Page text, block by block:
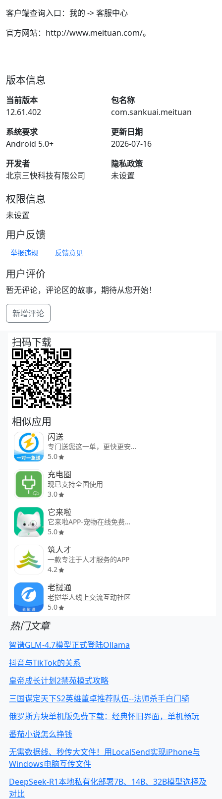
客户端查询入口：我的 -> 客服中心
官方网站：http://www.meituan.com/。
版本信息
当前版本
12.61.402
包名称
com.sankuai.meituan
系统要求
Android 5.0+
更新日期
2026-07-16
开发者
北京三快科技有限公司
隐私政策
未设置
权限信息
未设置
用户反馈
举报违规 反馈意见
用户评价
暂无评论，评论区的故事，期待从您开始！
新增评论
扫码下载
相似应用
闪送
专门送您这一单，更快更安全
5.0
充电圈
现已支持全国使用
3.0
它来啦
它来啦APP-宠物在线免费问诊
5.0
筑人才
一款专注于人才服务的APP
4.2
老挝通
老挝华人线上交流互动社区
5.0
热门文章
智谱GLM-4.7模型正式登陆Ollama
抖音与TikTok的关系
皇帝成长计划2禁苑模式攻略
三国谋定天下S2英雄董卓推荐队伍--法师杀手白门骑
俄罗斯方块单机版免费下载：经典怀旧界面，单机畅玩
番茄小说怎么挣钱
无需数据线、秒传大文件！用LocalSend实现iPhone与
Windows电脑互传文件
DeepSeek-R1本地私有化部署7B、14B、32B模型选择及
对比